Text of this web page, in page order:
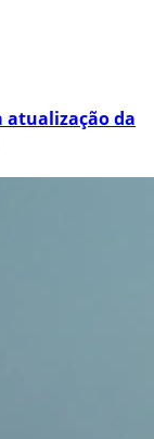
atualização da